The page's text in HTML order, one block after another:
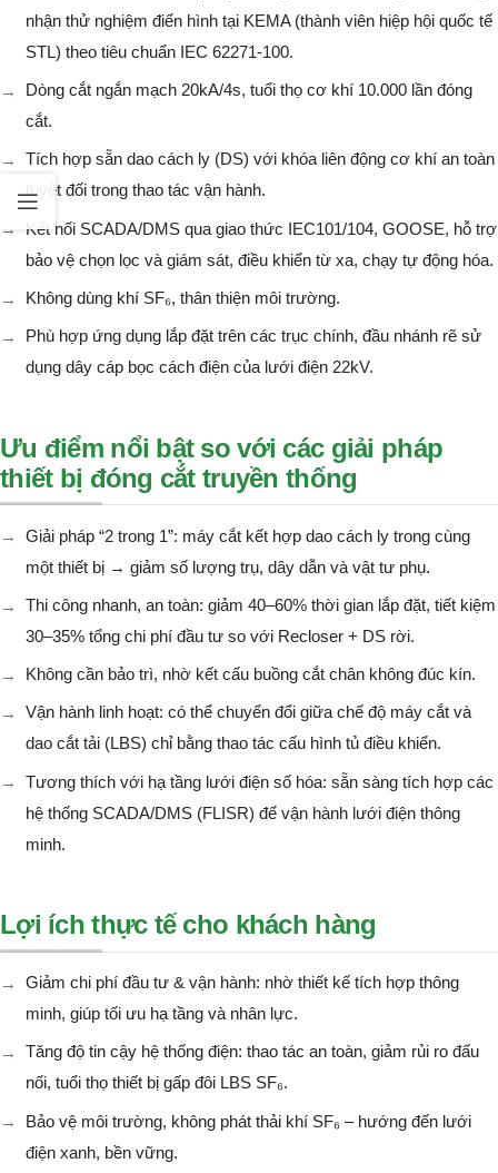
nhận thử nghiệm điển hình tại KEMA (thành viên hiệp hội quốc tế
STL) theo tiêu chuẩn IEC 62271-100.
Dòng cắt ngắn mạch 20kA/4s, tuổi thọ cơ khí 10.000 lần đóng
cắt.
Tích hợp sẵn dao cách ly (DS) với khóa liên động cơ khí an toàn
tuyệt đối trong thao tác vận hành.
Kết nối SCADA/DMS qua giao thức IEC101/104, GOOSE, hỗ trợ
bảo vệ chọn lọc và giám sát, điều khiển từ xa, chạy tự động hóa.
Không dùng khí SF₆, thân thiện môi trường.
Phù hợp ứng dụng lắp đặt trên các trục chính, đầu nhánh rẽ sử
dụng dây cáp bọc cách điện của lưới điện 22kV.
Ưu điểm nổi bật so với các giải pháp
thiết bị đóng cắt truyền thống
Giải pháp “2 trong 1”: máy cắt kết hợp dao cách ly trong cùng
một thiết bị → giảm số lượng trụ, dây dẫn và vật tư phụ.
Thi công nhanh, an toàn: giảm 40–60% thời gian lắp đặt, tiết kiệm
30–35% tổng chi phí đầu tư so với Recloser + DS rời.
Không cần bảo trì, nhờ kết cấu buồng cắt chân không đúc kín.
Vận hành linh hoạt: có thể chuyển đổi giữa chế độ máy cắt và
dao cắt tải (LBS) chỉ bằng thao tác cấu hình tủ điều khiển.
Tương thích với hạ tầng lưới điện số hóa: sẵn sàng tích hợp các
hệ thống SCADA/DMS (FLISR) để vận hành lưới điện thông
minh.
Lợi ích thực tế cho khách hàng
Giảm chi phí đầu tư & vận hành: nhờ thiết kế tích hợp thông
minh, giúp tối ưu hạ tầng và nhân lực.
Tăng độ tin cậy hệ thống điện: thao tác an toàn, giảm rủi ro đấu
nối, tuổi thọ thiết bị gấp đôi LBS SF₆.
Bảo vệ môi trường, không phát thải khí SF₆ – hướng đến lưới
điện xanh, bền vững.